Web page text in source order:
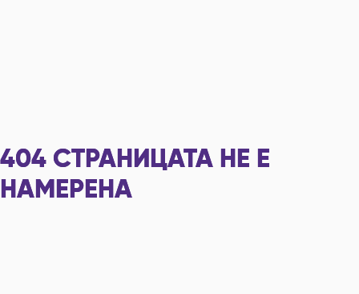
404 СТРАНИЦАТА НЕ Е
НАМЕРЕНА